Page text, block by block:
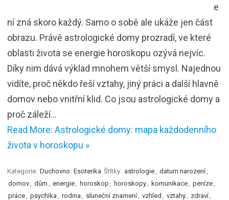
e
ní zná skoro každý. Samo o sobě ale ukáže jen část
obrazu. Právě astrologické domy prozradí, ve které
oblasti života se energie horoskopu ozývá nejvíc.
Díky nim dává výklad mnohem větší smysl. Najednou
vidíte, proč někdo řeší vztahy, jiný práci a další hlavně
domov nebo vnitřní klid. Co jsou astrologické domy a
proč záleží…
Read More: Astrologické domy: mapa každodenního
života v horoskopu »
Kategorie: Duchovno Esoterika Štítky: astrologie datum narození
domov
dům energie horoskop horoskopy komunikace peníze
práce
psychika rodina sluneční znamení vzhled vztahy zdraví